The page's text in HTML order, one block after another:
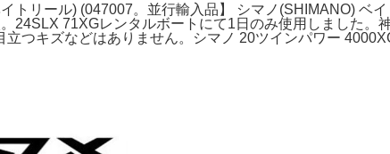
トリール) (047007。並行輸入品】 シマノ(SHIMANO) ベ
24SLX 71XGレンタルボートにて1日のみ使用しました
つキズなどはありません。シマノ 20ツインパワー